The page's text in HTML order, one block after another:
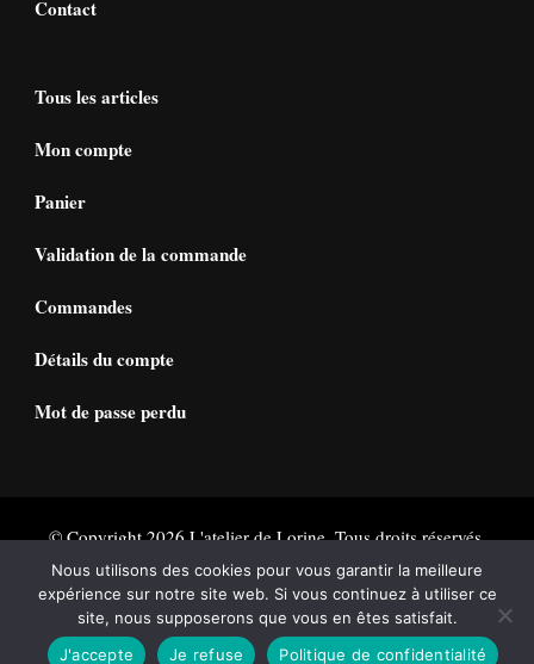
Contact
Tous les articles
Mon compte
Panier
Validation de la commande
Commandes
Détails du compte
Mot de passe perdu
© Copyright 2026L'atelier de Lorine. Tous droits réservés.
Vilva | Développé parBlossom Themes. Propulsé par
WordPressPolitique de confidentialité
Nous utilisons des cookies pour vous garantir la meilleure
expérience sur notre site web. Si vous continuez à utiliser ce
site, nous supposerons que vous en êtes satisfait.
J'accepte
Je refuse Politique de confidentialité